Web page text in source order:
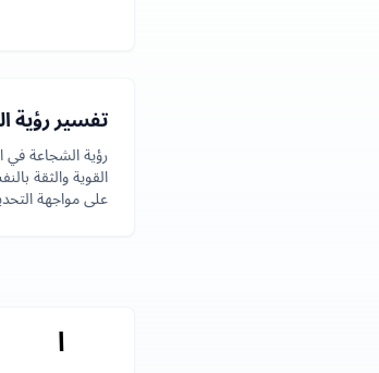
تفسير رؤية
رؤية الشجاعة في
القوية والثقة
على مواجهة
ا